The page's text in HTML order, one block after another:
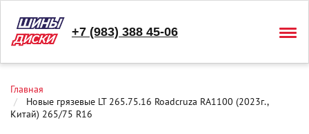
+7 (983) 388 45-06
Главная
Новые грязевые LT 265.75.16 Roadcruza RA1100 (2023г.,
Китай) 265/75 R16